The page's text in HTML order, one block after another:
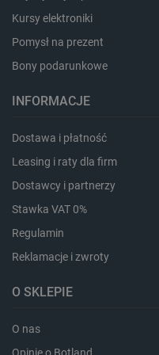
Kursy elektroniki
Pomysł na prezent
Bony podarunkowe
INFORMACJE
Dostawa i płatność
Leasing i raty dla firm
Dostawcy i partnerzy
Stawka VAT 0%
Regulamin
Reklamacje i zwroty
O SKLEPIE
O nas
PHPSESSID